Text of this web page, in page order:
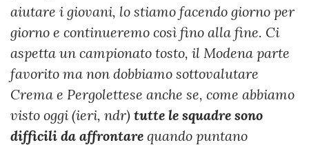
aiutare i giovani, lo stiamo facendo giorno per
giorno e continueremo così fino alla fine. Ci
aspetta un campionato tosto, il Modena parte
favorito ma non dobbiamo sottovalutare
Crema e Pergolettese anche se, come abbiamo
visto oggi (ieri, ndr) tutte le squadre sono
difficili da affrontare quando puntano